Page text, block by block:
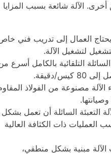
الآلة شائعة بسبب المزايا
العمال إلى تدريب فني خاص؛
لتشغيل الآلة.
التلقائية بالكامل أسرع من
مصنوعة من الفولاذ المقاوم
السائلة أن تعمل بشكل
ذات الكثافة العالية
مبنية بشكل منطقي،